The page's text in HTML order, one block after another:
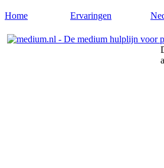
Home Ervaringen